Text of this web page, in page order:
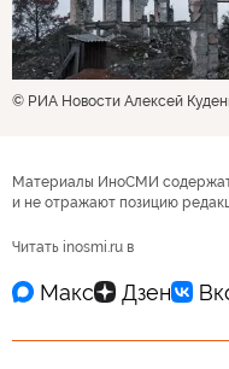
© РИА Новости Алексей
Материалы ИноСМИ
и не отражают позицию
Читать inosmi.ru в